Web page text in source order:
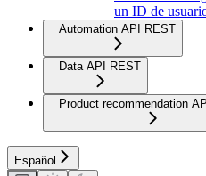
un ID de
Automation API REST
Data API REST
Product recommendation
Español